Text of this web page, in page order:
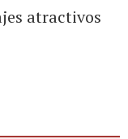
atractivos